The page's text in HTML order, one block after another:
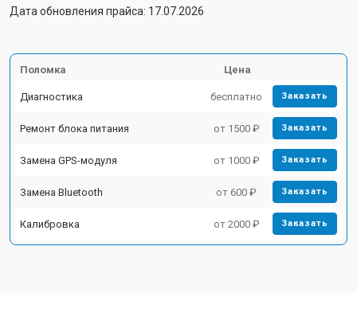
Дата обновления прайса: 17.07.2026
Поломка Цена
Диагностика бесплатно Заказать
Ремонт блока питания от 1500 ₽ Заказать
Замена GPS-модуля от 1000 ₽ Заказать
Замена Bluetooth от 600 ₽ Заказать
Калибровка от 2000 ₽ Заказать